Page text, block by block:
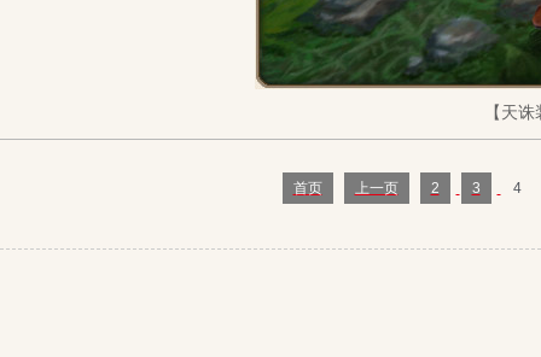
【天
首页 上一页 2 3 4